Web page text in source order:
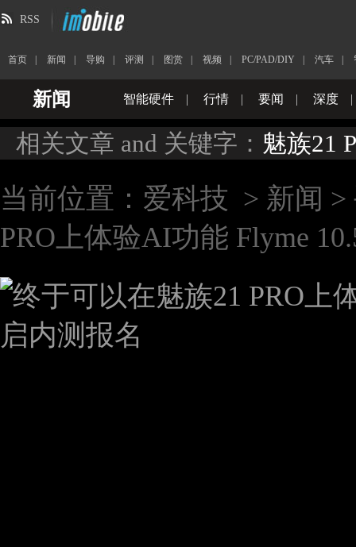
RSS
首页 新闻 导购 评测 图赏 视频 PC/PAD/DIY 汽车
新闻 智能硬件 | 行情 | 要闻 | 深度 |
相关文章 and 关键字： 魅族21
当前位置： 爱科技 > 新闻 >
PRO上体验AI功能 Flyme